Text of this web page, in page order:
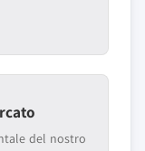
del nostro